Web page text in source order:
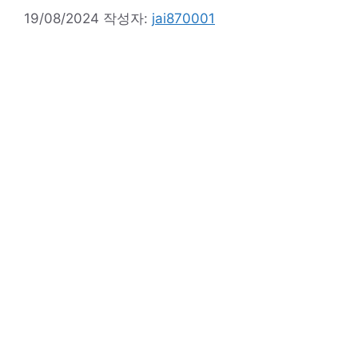
19/08/2024 작성자: jai870001